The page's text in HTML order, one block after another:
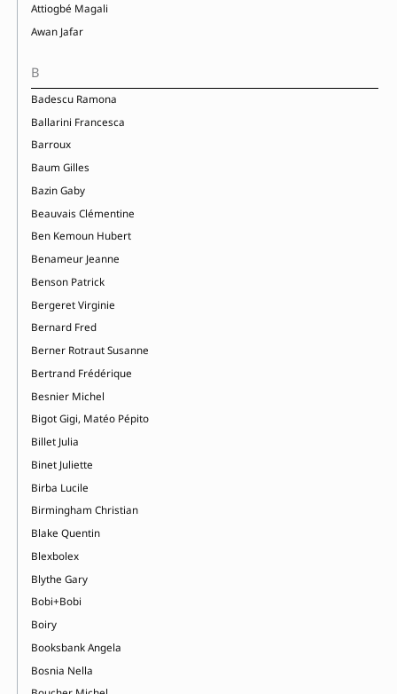
Attiogbé Magali
Awan Jafar
B
Badescu Ramona
Ballarini Francesca
Barroux
Baum Gilles
Bazin Gaby
Beauvais Clémentine
Ben Kemoun Hubert
Benameur Jeanne
Benson Patrick
Bergeret Virginie
Bernard Fred
Berner Rotraut Susanne
Bertrand Frédérique
Besnier Michel
Bigot Gigi, Matéo Pépito
Billet Julia
Binet Juliette
Birba Lucile
Birmingham Christian
Blake Quentin
Blexbolex
Blythe Gary
Bobi+Bobi
Boiry
Booksbank Angela
Bosnia Nella